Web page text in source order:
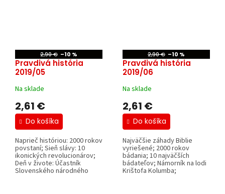
2,90 € –10 %
Pravdivá história
2019/05
Na sklade
2,61 €
Do košíka
Naprieč históriou: 2000 rokov
povstaní; Sieň slávy: 10
ikonických revolucionárov;
Deň v živote: Účastník
Slovenského národného
2,90 € –10 %
Pravdivá história
2019/06
Na sklade
2,61 €
Do košíka
Najväčšie záhady Biblie
vyriešené; 2000 rokov
bádania; 10 najväčších
bádateľov; Námorník na lodi
Krištofa Kolumba;